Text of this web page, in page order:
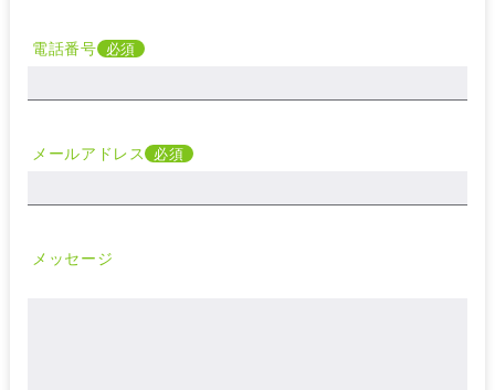
電話番号 必須
メールアドレス 必須
メッセージ